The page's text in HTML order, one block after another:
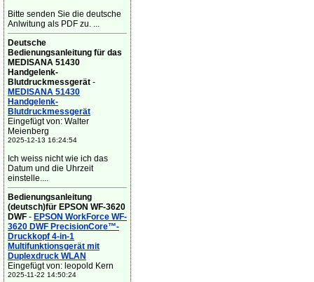
Bitte senden Sie die deutsche
Anlwitung als PDF zu. ...
Deutsche
Bedienungsanleitung für das
MEDISANA 51430
Handgelenk-
Blutdruckmessgerät -
MEDISANA 51430
Handgelenk-
Blutdruckmessgerät
Eingefügt von: Walter
Meienberg
2025-12-13 16:24:54
Ich weiss nicht wie ich das
Datum und die Uhrzeit
einstelle....
Bedienungsanleitung
(deutsch)für EPSON WF-3620
DWF - EPSON WorkForce WF-
3620 DWF PrecisionCore™-
Druckkopf 4-in-1
Multifunktionsgerät mit
Duplexdruck WLAN
Eingefügt von: leopold Kern
2025-11-22 14:50:24